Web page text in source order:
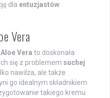
dla entuzjastów
Vera
Vera to doskonała
się z problemem suchej
nawilża, ale także
go idealnym składnikiem
takiego kremu